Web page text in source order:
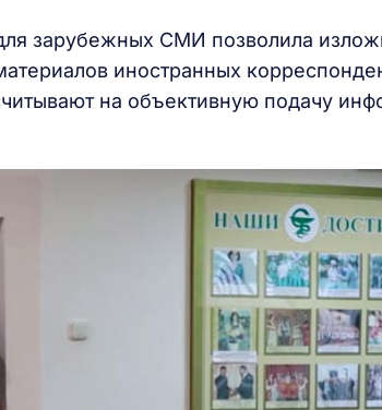
зарубежных СМИ позволила
иностранных
на объективную подачу